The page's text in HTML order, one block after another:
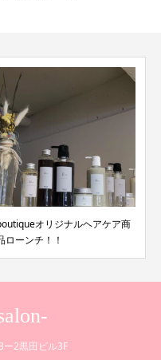
オリジナルヘアケア商
ローンチ！！
ー2黒田ビル3F